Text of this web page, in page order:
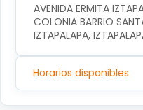
AVENIDA ERMITA
COLONIA BARRIO
IZTAPALAPA,
Horarios disponibles